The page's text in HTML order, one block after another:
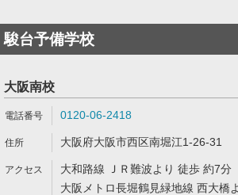
駿台予備学校
大阪南校
0120-06-2418
大阪府大阪市西区南堀江1-26-31
大和路線 ＪＲ難波より 徒歩 約7分
大阪メトロ長堀鶴見緑地線 西大橋